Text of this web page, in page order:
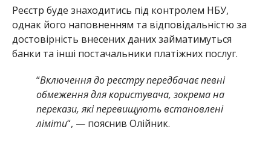
Реєстр буде знаходитись під контролем НБУ,
однак його наповненням та відповідальністю за
достовірність внесених даних займатимуться
банки та інші постачальники платіжних послуг.
“Включення до реєстру передбачає певні
обмеження для користувача, зокрема на
перекази, які перевищують встановлені
ліміти“, — пояснив Олійник.